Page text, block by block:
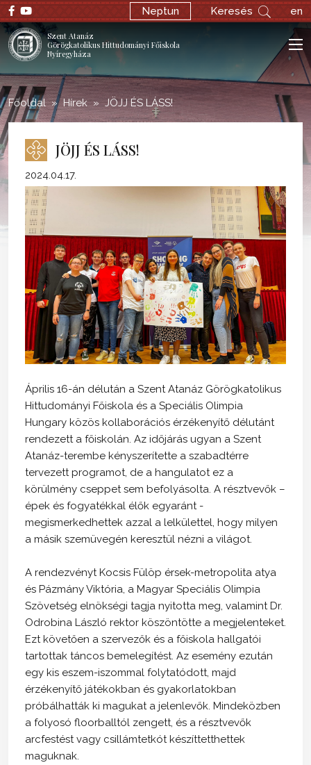
; Neptun Keresés en
Szent Atanáz
Görögkatolikus Hittudományi Főiskola
Nyíregyháza
Főoldal Hírek JÖJJ ÉS LÁSS!
JÖJJ ÉS LÁSS!
2024.04.17.
Április 16-án délután a Szent Atanáz Görögkatolikus
Hittudományi Főiskola és a Speciális Olimpia
Hungary közös kollaborációs érzékenyítő délutánt
rendezett a főiskolán. Az időjárás ugyan a Szent
Atanáz-terembe kényszerítette a szabadtérre
tervezett programot, de a hangulatot ez a
körülmény cseppet sem befolyásolta. A résztvevők –
épek és fogyatékkal élők egyaránt -
megismerkedhettek azzal a lelkülettel, hogy milyen
a másik szemüvegén keresztül nézni a világot.
A rendezvényt Kocsis Fülöp érsek-metropolita atya
és Pázmány Viktória, a Magyar Speciális Olimpia
Szövetség elnökségi tagja nyitotta meg, valamint Dr.
Odrobina László rektor köszöntötte a megjelenteket.
Ezt követően a szervezők és a főiskola hallgatói
tartottak táncos bemelegítést. Az esemény ezután
egy kis eszem-iszommal folytatódott, majd
érzékenyítő játékokban és gyakorlatokban
próbálhatták ki magukat a jelenlevők. Mindeközben
a folyosó floorballtól zengett, és a résztvevők
arcfestést vagy csillámtetkót készíttetthettek
maguknak.